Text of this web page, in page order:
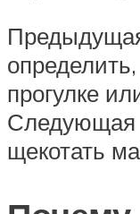
прогулке
Следующая
щекотать